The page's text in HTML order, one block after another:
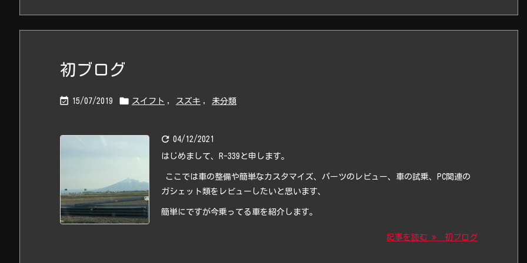
初ブログ
 15/07/2019  スイフト , スズキ , 未分類
 04/12/2021
はじめまして、R-339と申します。
ここでは車の整備や簡単なカスタマイズ、パーツのレビュー、車の試乗、PC関連の
ガシェット類をレビューしたいと思います、
簡単にですが今乗ってる車を紹介します。
記事を読む 初ブログ